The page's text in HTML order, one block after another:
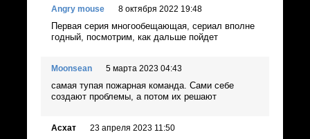
Angry mouse 8 октября 2022 19:48
Первая серия многообещающая, сериал вполне
годный, посмотрим, как дальше пойдет
Moonsean 5 марта 2023 04:43
самая тупая пожарная команда. Сами себе
создают проблемы, а потом их решают
Асхат 23 апреля 2023 11:50